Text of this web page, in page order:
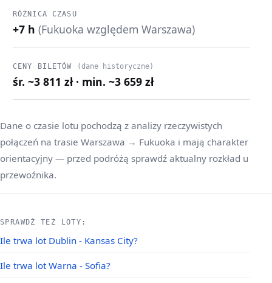
RÓŻNICA CZASU
+7 h (Fukuoka względem Warszawa)
CENY BILETÓW (dane historyczne)
śr. ~3 811 zł · min. ~3 659 zł
Dane o czasie lotu pochodzą z analizy rzeczywistych
połączeń na trasie Warszawa → Fukuoka i mają charakter
orientacyjny — przed podróżą sprawdź aktualny rozkład u
przewoźnika.
SPRAWDŹ TEŻ LOTY:
Ile trwa lot Dublin - Kansas City?
Ile trwa lot Warna - Sofia?